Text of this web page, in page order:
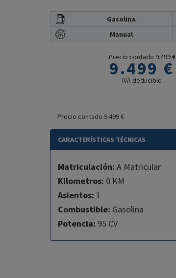
Gasolina
Manual
Precio contado 9.499 €
9.499 €
IVA deducible
Precio contado 9.499 €
CARACTERÍSTICAS TÉCNICAS
Matriculación: A Matricular
Kilometros: 0 KM
Asientos: 1
Combustible: Gasolina
Potencia: 95 CV